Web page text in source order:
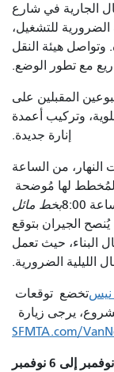
الجارية في شارع
للتشغيل،
هيئة النقل
المقبلين على
وتركيب أعمدة
إنارة جديدة.
النهار، من الساعة
بخط مائل. تبدأ وردية العمل الليلية لأعمال البناء من الساعة 8:00
يُنصح الجيران بتوقع
البناء، حيث تعمل
الليلية الضرورية.
تخضع توقعاتنيس
يرجى زيارة
SFMTA.com/